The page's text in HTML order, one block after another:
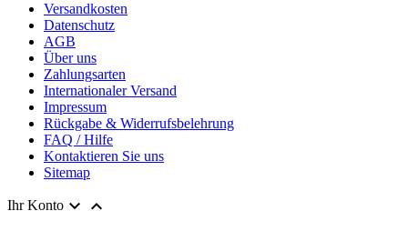
Versandkosten
Datenschutz
AGB
Über uns
Zahlungsarten
Internationaler Versand
Impressum
Rückgabe & Widerrufsbelehrung
FAQ / Hilfe
Kontaktieren Sie uns
Sitemap
Ihr Konto  